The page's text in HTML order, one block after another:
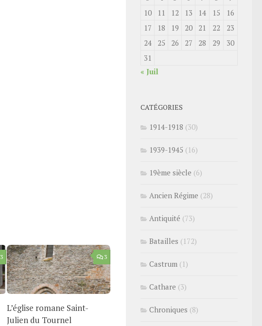
3 3
L’église romane Saint-
Julien du Tournel
10
11 12 13 14 15
16
17
18 19 20 21 22
23
24
25 26 27 28 29
30
31
« Juil
CATÉGORIES
1914-1918 (30)
1939-1945 (16)
19ème siècle (6)
Ancien Régime (28)
Antiquité (73)
Batailles (172)
Castrum (1)
Cathare (3)
Chroniques (8)